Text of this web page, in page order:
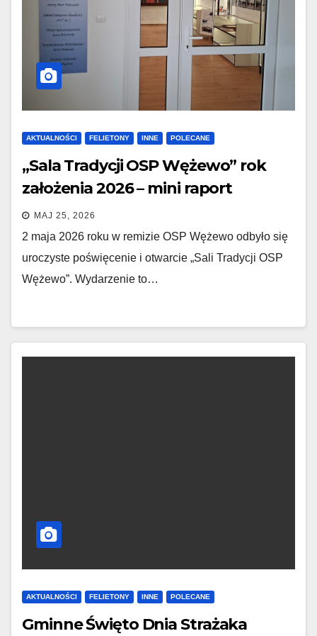
AKTUALNOŚCI FELIETONY INNE POLECANE
„Sala Tradycji OSP Wężewo” rok
założenia 2026 – mini raport
MAJ 25, 2026
2 maja 2026 roku w remizie OSP Wężewo odbyło się
uroczyste poświęcenie i otwarcie „Sali Tradycji OSP
Wężewo”. Wydarzenie to…
AKTUALNOŚCI FELIETONY INNE POLECANE
Gminne Święto Dnia Strażaka